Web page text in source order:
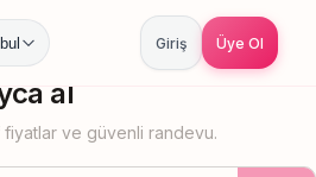
Giriş Üye Ol
al
fiyatlar ve güvenli randevu.